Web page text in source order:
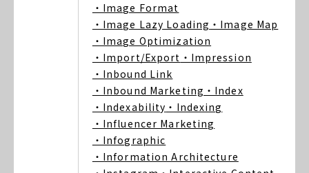
・Image Format
・Image Lazy Loading ・Image Map
・Image Optimization
・Import/Export ・Impression
・Inbound Link
・Inbound Marketing ・Index
・Indexability ・Indexing
・Influencer Marketing
・Infographic
・Information Architecture